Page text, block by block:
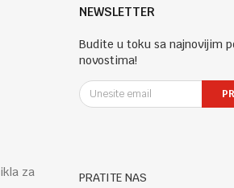
za
NEWSLETTER
Budite u toku sa najnovijim
novostima!
PRATITE NAS